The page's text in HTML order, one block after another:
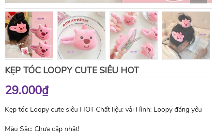
KẸP TÓC LOOPY CUTE SIÊU HOT
29.000₫
Kẹp tóc Loopy cute siêu HOT Chất liệu: vải Hình: Loopy đáng yêu
Màu Sắc: Chưa cập nhật!